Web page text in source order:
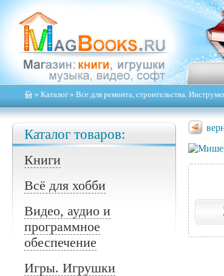
» Каталог » Все для ремонта, строительства.
Каталог товаров:
Книги
Всё для хобби
Видео, аудио и
программное
обеспечение
Игры. Игрушки